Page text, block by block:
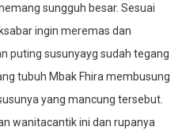
sungguh besar. Sesuai
ingin meremas dan
puting susunyayg sudah tegang
tubuh Mbak Fhira membusung
yang mancung tersebut.
wanitacantik ini dan rupanya